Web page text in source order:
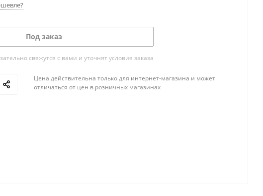
Под заказ
свяжутся с вами и уточнят условия заказа
Цена действительна только для интернет-магазина и может
отличаться от цен в розничных магазинах